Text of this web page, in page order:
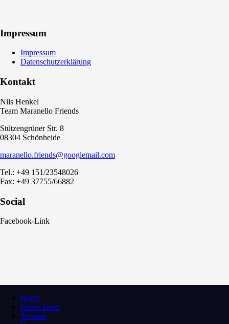
Impressum
Impressum
Datenschutzerklärung
Kontakt
Nils Henkel
Team Maranello Friends
Stützengrüner Str. 8
08304 Schönheide
maranello.friends@googlemail.com
Tel.: +49 151/23548026
Fax: +49 37755/66882
Social
Facebook-Link
Home
Unser Team
Termine